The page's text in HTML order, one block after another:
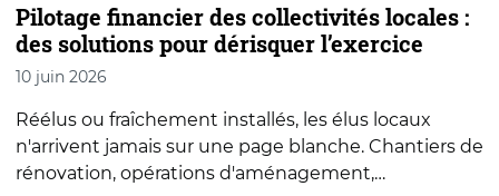
Pilotage financier des collectivités locales :
des solutions pour dérisquer l’exercice
10 juin 2026
Réélus ou fraîchement installés, les élus locaux
n'arrivent jamais sur une page blanche. Chantiers de
rénovation, opérations d'aménagement,…